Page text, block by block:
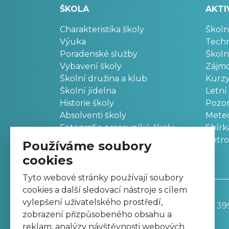
ŠKOLA
Charakteristika školy
Výuka
Poradenské služby
Vybavení školy
Školní družina a klub
Školní jídelna
Historie školy
Absolventi školy
Fotografie pracovníků školy
Letní
Základní škola, Trutnov, Komenského
499 811 195
Používáme soubory
cookies
Tyto webové stránky používají soubory
cookies a další sledovací nástroje s cílem
vylepšení uživatelského prostředí,
zobrazení přizpůsobeného obsahu a
reklam, analýzy návštěvnosti webových